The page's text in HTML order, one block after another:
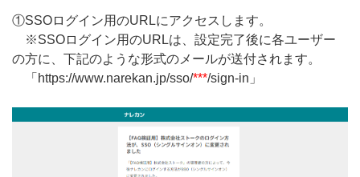
①SSOログイン用のURLにアクセスします。
※SSOログイン用のURLは、設定完了後に各ユーザー
の方に、下記のような形式のメールが送付されます。
「https://www.narekan.jp/sso/***/sign-in」